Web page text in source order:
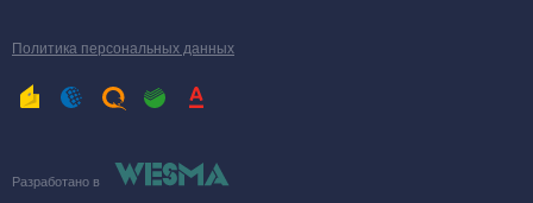
Политика персональных данных
Разработано в